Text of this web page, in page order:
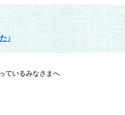
♪
ているみなさまへ